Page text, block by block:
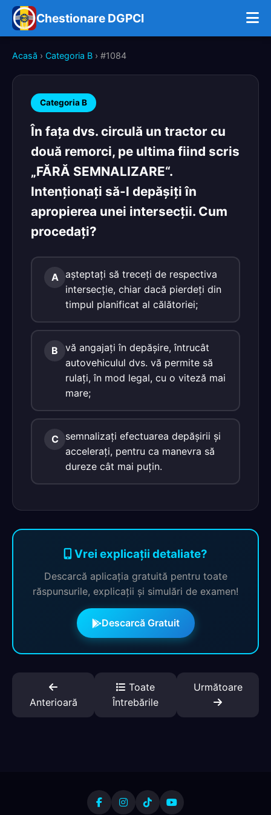
Chestionare DGPCI
Acasă › Categoria B › #1084
Categoria B
În faţa dvs. circulă un tractor cu
două remorci, pe ultima fiind scris
„FĂRĂ SEMNALIZARE“.
Intenţionaţi să-l depăşiţi în
apropierea unei intersecţii. Cum
procedaţi?
A aşteptaţi să treceţi de respectiva
intersecţie, chiar dacă pierdeţi din
timpul planificat al călătoriei;
B
vă angajaţi în depăşire, întrucât
autovehiculul dvs. vă permite să
rulaţi, în mod legal, cu o viteză mai
mare;
C
semnalizaţi efectuarea depăşirii şi
acceleraţi, pentru ca manevra să
dureze cât mai puţin.
Vrei explicații detaliate?
Descarcă aplicația gratuită pentru toate
răspunsurile, explicații și simulări de examen!
Descarcă Gratuit
Anterioară
Toate
Întrebările
Următoare